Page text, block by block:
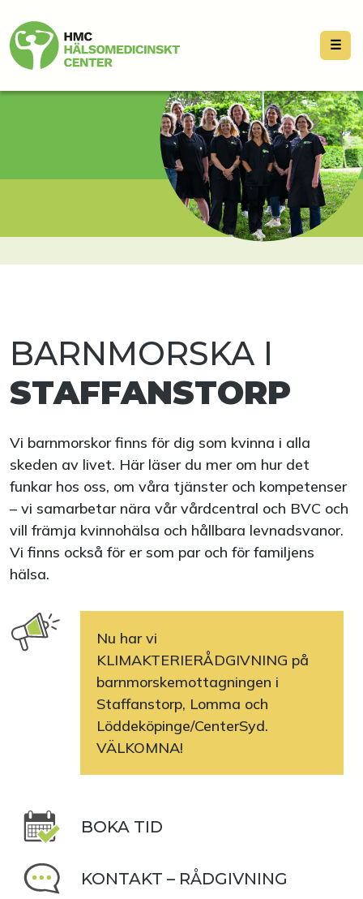
☰
BARNMORSKA I
STAFFANSTORP
Vi barnmorskor finns för dig som kvinna i alla
skeden av livet. Här läser du mer om hur det
funkar hos oss, om våra tjänster och kompetenser
– vi samarbetar nära vår vårdcentral och BVC och
vill främja kvinnohälsa och hållbara levnadsvanor.
Vi finns också för er som par och för familjens
hälsa.
Nu har vi
KLIMAKTERIERÅDGIVNING på
barnmorskemottagningen i
Staffanstorp, Lomma och
Löddeköpinge/CenterSyd.
VÄLKOMNA!
BOKA TID
KONTAKT – RÅDGIVNING